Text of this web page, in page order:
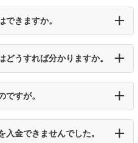
できますか。
うすれば分かりますか。
ですが。
金できませんでした。